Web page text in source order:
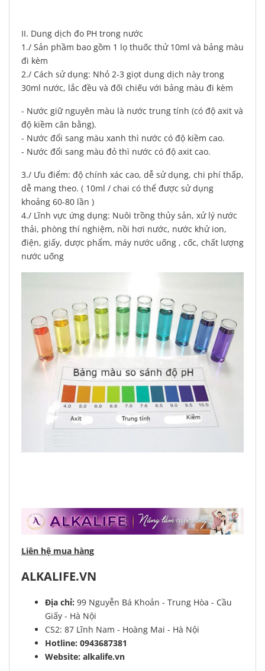
II. Dung dịch đo PH trong nước
1./ Sản phầm bao gồm 1 lọ thuốc thử 10ml và bảng màu
đi kèm
2./ Cách sử dụng: Nhỏ 2-3 giọt dung dịch này trong
30ml nước, lắc đều và đối chiếu với bảng màu đi kèm
- Nước giữ nguyên màu là nước trung tính (có độ axit và
độ kiềm cân bằng).
- Nước đổi sang màu xanh thì nước có độ kiềm cao.
- Nước đổi sang màu đỏ thì nước có độ axit cao.
3./ Ưu điểm: độ chính xác cao, dễ sử dụng, chi phí thấp,
dễ mang theo. ( 10ml / chai có thể được sử dụng
khoảng 60-80 lần )
4./ Lĩnh vực ứng dụng: Nuôi trồng thủy sản, xử lý nước
thải, phòng thí nghiệm, nồi hơi nước, nước khử ion,
điện, giấy, dược phẩm, máy nước uống , cốc, chất lượng
nước uống
Liên hệ mua hàng
ALKALIFE.VN
Địa chỉ: 99 Nguyễn Bá Khoản - Trung Hòa - Cầu
Giấy - Hà Nội
CS2: 87 Lĩnh Nam - Hoàng Mai - Hà Nội
Hotline: 0943687381
Website: alkalife.vn